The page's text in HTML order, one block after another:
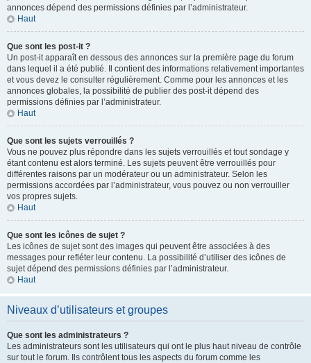
annonces dépend des permissions définies par l’administrateur.
Haut
Que sont les post-it ?
Un post-it apparaît en dessous des annonces sur la première page du forum
dans lequel il a été publié. Il contient des informations relativement importantes
et vous devez le consulter régulièrement. Comme pour les annonces et les
annonces globales, la possibilité de publier des post-it dépend des
permissions définies par l’administrateur.
Haut
Que sont les sujets verrouillés ?
Vous ne pouvez plus répondre dans les sujets verrouillés et tout sondage y
étant contenu est alors terminé. Les sujets peuvent être verrouillés pour
différentes raisons par un modérateur ou un administrateur. Selon les
permissions accordées par l’administrateur, vous pouvez ou non verrouiller
vos propres sujets.
Haut
Que sont les icônes de sujet ?
Les icônes de sujet sont des images qui peuvent être associées à des
messages pour refléter leur contenu. La possibilité d’utiliser des icônes de
sujet dépend des permissions définies par l’administrateur.
Haut
Niveaux d’utilisateurs et groupes
Que sont les administrateurs ?
Les administrateurs sont les utilisateurs qui ont le plus haut niveau de contrôle
sur tout le forum. Ils contrôlent tous les aspects du forum comme les